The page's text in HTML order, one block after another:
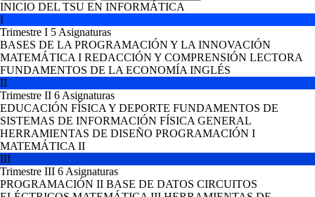
INICIO DEL TSU EN INFORMÁTICA
I
Trimestre I 5 Asignaturas
BASES DE LA PROGRAMACIÓN Y LA INNOVACIÓN
MATEMÁTICA I REDACCIÓN Y COMPRENSIÓN LECTORA
FUNDAMENTOS DE LA ECONOMÍA INGLÉS
II
Trimestre II 6 Asignaturas
EDUCACIÓN FÍSICA Y DEPORTE FUNDAMENTOS DE
SISTEMAS DE INFORMACIÓN FÍSICA GENERAL
HERRAMIENTAS DE DISEÑO PROGRAMACIÓN I
MATEMÁTICA II
III
Trimestre III 6 Asignaturas
PROGRAMACIÓN II BASE DE DATOS CIRCUITOS